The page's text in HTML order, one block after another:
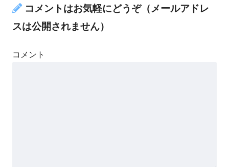
コメントはお気軽にどうぞ（メールアドレ
スは公開されません）
コメント